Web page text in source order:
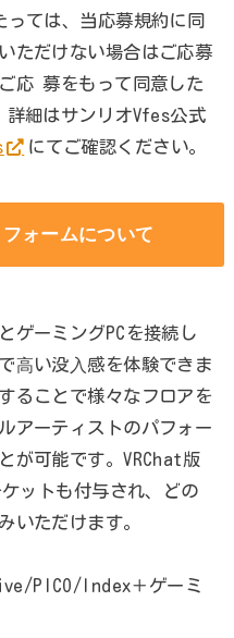
ては、当応募規約に同
ただけない場合はご応募
応 募をもって同意した
詳細はサンリオVfes公式
にてご確認ください。
ォームについて
ゲーミングPCを接続し
⾼い没⼊感を体験できま
ることで様々なフロアを
アーティストのパフォー
が可能です。VRChat版
ケットも付与され、どの
いただけます。
PICO/Index＋ゲーミ